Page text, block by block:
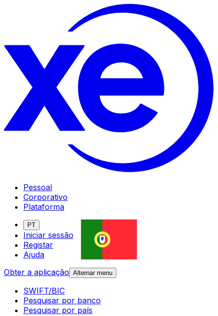
Pessoal
Corporativo
Plataforma
PT
Iniciar sessão
Registar
Ajuda
Obter a aplicação Alternar menu
SWIFT/BIC
Pesquisar por banco
Pesquisar por país